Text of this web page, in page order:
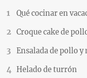
Qué cocinar en
Croque cake de
Ensalada de pollo y
Helado de turrón